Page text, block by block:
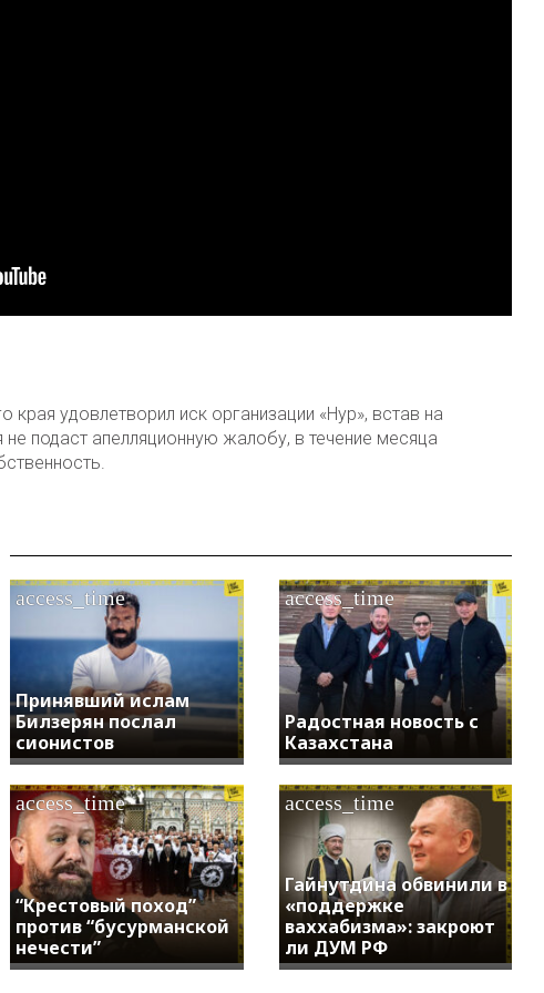
удовлетворил иск организации «Нур», встав на
подаст апелляционную жалобу, в течение месяца
Принявший ислам
Билзерян послал
сионистов
access_time
Радостная новость с
Казахстана
access_time
“Крестовый поход”
против “бусурманской
нечести”
access_time
Гайнутдина обвинили в
«поддержке
ваххабизма»: закроют
ли ДУМ РФ
access_time